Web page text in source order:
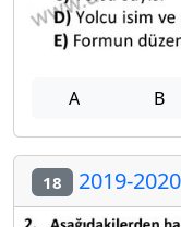
A B
18 2019-